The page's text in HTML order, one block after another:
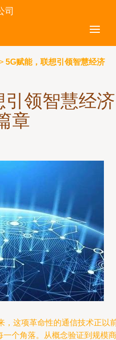
司
5G赋能，联想引领智慧经济
领智慧经济
章
，这项革命性的通信技术正以
个角落。从概念验证到规模商